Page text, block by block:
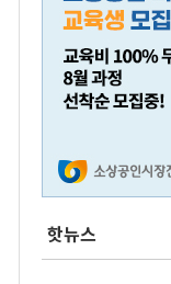
핫뉴스